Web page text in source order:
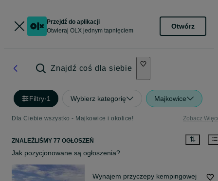
Przejdź do aplikacji
Otwieraj OLX jednym tapnięciem
Otwórz
Znajdź coś dla siebie
Filtry·1 Wybierz kategorię Majkowice
Dla Ciebie wszystko - Majkowice i okolice! Zobacz
ZNALEŹLIŚMY 77 OGŁOSZEŃ
Jak pozycjonowane są ogłoszenia?
Wynajem przyczepy kempingowej